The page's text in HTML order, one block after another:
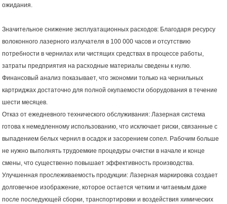
ожидания.
Значительное снижение эксплуатационных расходов: Благодаря ресурсу
волоконного лазерного излучателя в 100 000 часов и отсутствию
потребности в чернилах или чистящих средствах в процессе работы,
затраты предприятия на расходные материалы сведены к нулю.
Финансовый анализ показывает, что экономии только на чернильных
картриджах достаточно для полной окупаемости оборудования в течение
шести месяцев.
Отказ от ежедневного технического обслуживания: Лазерная система
готова к немедленному использованию, что исключает риски, связанные с
выпадением белых чернил в осадок и засорением сопел. Рабочим больше
не нужно выполнять трудоемкие процедуры очистки в начале и конце
смены, что существенно повышает эффективность производства.
Улучшенная прослеживаемость продукции: Лазерная маркировка создает
долговечное изображение, которое остается четким и читаемым даже
после последующей сборки, транспортировки и воздействия химических